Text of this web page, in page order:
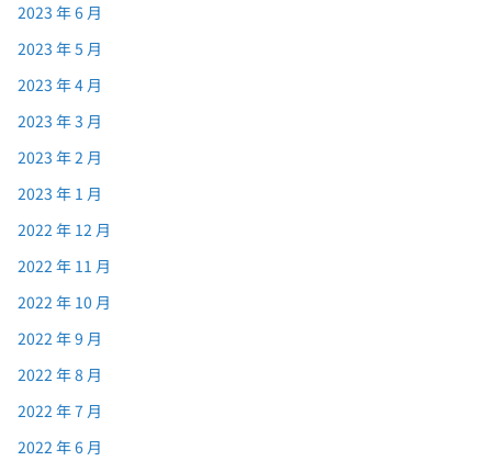
2023 年 6 月
2023 年 5 月
2023 年 4 月
2023 年 3 月
2023 年 2 月
2023 年 1 月
2022 年 12 月
2022 年 11 月
2022 年 10 月
2022 年 9 月
2022 年 8 月
2022 年 7 月
2022 年 6 月